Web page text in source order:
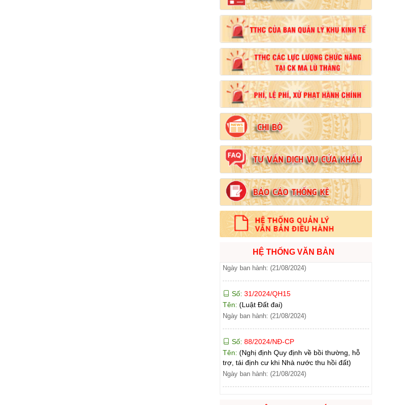
HỆ THỐNG VĂN BẢN
Số:102/2024/NĐ-CP
Tên:(Nghị định Quy định chi tiết thi hành một
số điều của Luật Đất đai)
Ngày ban hành: (21/08/2024)
Số:103/2024/NĐ-CP
Tên:(Nghị định Quy định về tiền sử dụng đất,
tiền thuê đất)
Ngày ban hành: (21/08/2024)
Số:1731/KH-UBND
Tên:(Kế hoạch triển khai thi hành Luật Đất
đai năm 2024)
Ngày ban hành: (21/08/2024)
Số:71/2024/NĐ-CP
Tên:(Nghị định Quy định về giá đất)
Ngày ban hành: (21/08/2024)
(Luật Đất đai)
Ngày ban hành: (21/08/2024)
Số: 88/2024/NĐ-CP
Tên: (Nghị định Quy định về bồi thường, hỗ
trợ, tái định cư khi Nhà nước thu hồi đất)
Số:102/2024/NĐ-CP
Tên:(Nghị định Quy định chi tiết thi hành một
số điều của Luật Đất đai)